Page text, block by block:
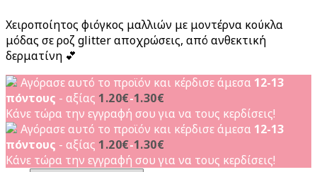
Χειροποίητος φιόγκος μαλλιών με μοντέρνα κούκλα
μόδας σε ροζ glitter αποχρώσεις, από ανθεκτική
δερματίνη 💕
Αγόρασε αυτό το προϊόν και κέρδισε άμεσα 12-13
πόντους - αξίας 1.20€-1.30€
Κάνε τώρα την εγγραφή σου για να τους κερδίσεις!
Αγόρασε αυτό το προϊόν και κέρδισε άμεσα 12-13
πόντους - αξίας 1.20€-1.30€
Κάνε τώρα την εγγραφή σου για να τους κερδίσεις!